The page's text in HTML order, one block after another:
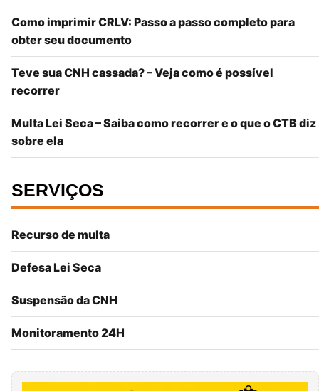
Como imprimir CRLV: Passo a passo completo para
obter seu documento
Teve sua CNH cassada? – Veja como é possível
recorrer
Multa Lei Seca – Saiba como recorrer e o que o CTB diz
sobre ela
SERVIÇOS
Recurso de multa
Defesa Lei Seca
Suspensão da CNH
Monitoramento 24H